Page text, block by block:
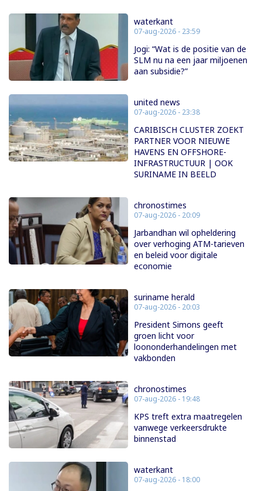
waterkant
07-aug-2026 - 23:59
Jogi: “Wat is de positie van de
SLM nu na een jaar miljoenen
aan subsidie?”
united news
07-aug-2026 - 23:38
CARIBISCH CLUSTER ZOEKT
PARTNER VOOR NIEUWE
HAVENS EN OFFSHORE-
INFRASTRUCTUUR | OOK
SURINAME IN BEELD
chronostimes
07-aug-2026 - 20:09
Jarbandhan wil opheldering
over verhoging ATM-tarieven
en beleid voor digitale
economie
suriname herald
07-aug-2026 - 20:03
President Simons geeft
groen licht voor
loononderhandelingen met
vakbonden
chronostimes
07-aug-2026 - 19:48
KPS treft extra maatregelen
vanwege verkeersdrukte
binnenstad
waterkant
07-aug-2026 - 18:00